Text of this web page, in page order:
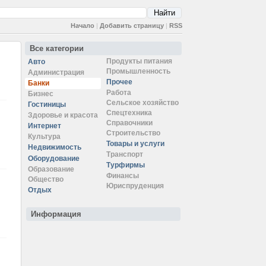
Начало | Добавить страницу | RSS
Все категории
Авто
Администрация
Банки
Бизнес
Гостиницы
Здоровье и красота
Интернет
Культура
Недвижимость
Оборудование
Образование
Общество
Отдых
Продукты питания
Промышленность
Прочее
Работа
Сельское хозяйство
Спецтехника
Справочники
Строительство
Товары и услуги
Транспорт
Турфирмы
Финансы
Юриспруденция
Информация